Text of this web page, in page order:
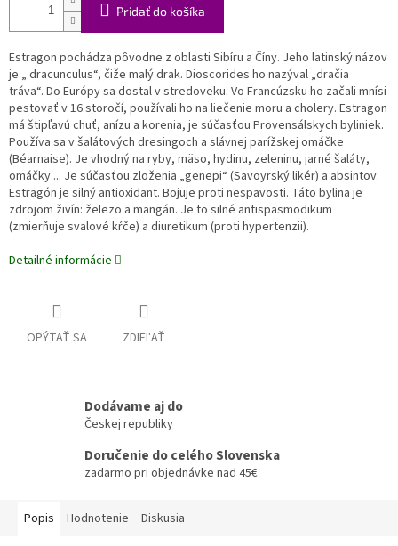
Pridať do košíka
Estragon pochádza pôvodne z oblasti Sibíru a Číny. Jeho latinský názov
je „ dracunculus“, čiže malý drak. Dioscorides ho nazýval „dračia
tráva“. Do Európy sa dostal v stredoveku. Vo Francúzsku ho začali mnísi
pestovať v 16.storočí, používali ho na liečenie moru a cholery. Estragon
má štipľavú chuť, anízu a korenia, je súčasťou Provensálskych byliniek.
Používa sa v šalátových dresingoch a slávnej parížskej omáčke
(Béarnaise). Je vhodný na ryby, mäso, hydinu, zeleninu, jarné šaláty,
omáčky ... Je súčasťou zloženia „genepi“ (Savoyrský likér) a absintov.
Estragón je silný antioxidant. Bojuje proti nespavosti. Táto bylina je
zdrojom živín: železo a mangán. Je to silné antispasmodikum
(zmierňuje svalové kŕče) a diuretikum (proti hypertenzii).
Detailné informácie
OPÝTAŤ SA ZDIEĽAŤ
Dodávame aj do
Českej republiky
Doručenie do celého Slovenska
zadarmo pri objednávke nad 45€
Popis Hodnotenie Diskusia